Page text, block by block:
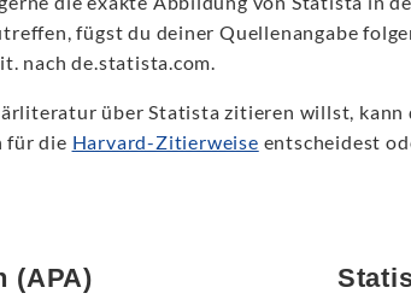
fügst du deiner Quellenangabe
nach de.statista.com.
über Statista zitieren willst,
für die Harvard-Zitierweise entscheidest
(APA)